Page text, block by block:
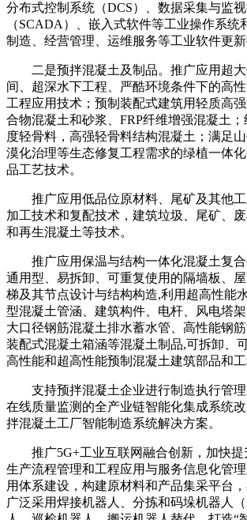
分布式控制系统（DCS）、数据采集与监
（SCADA）、嵌入式软件等工业操作系统
制造、经营管理、运维服务等工业软件更新
二是预拌混凝土及制品。推广应用超大
间、超深水下工程、严酷环境条件下的高
工程应用技术；预制装配式建筑用轻质高
合物混凝土和砂浆、FRP纤维增强混凝土
度轻骨料，高强轻骨料结构混凝土；满足
漠化治理等生态修复工程需求的绿植一体
品工艺技术。
推广应用低品位原材料、尾矿及其他工
加工技术和复配技术，建筑垃圾、尾矿、
和再生混凝土等技术。
推广应用保温与结构一体化混凝土复合
通用型、易拆卸、可重复使用的隔墙板、
梯及其节点设计与结构构造,利用超高性能
型混凝土管涵、建筑构件、电杆、风电塔
大口径钢筋混凝土排水蓄水管、高性能钢
装配式混凝土箱涵等混凝土制品,可拆卸、
高性能和超高性能预制混凝土建筑部品和工
支持预拌混凝土企业进行制造执行管理
在线质量监测的全产业链智能化集成系统
拌混凝土工厂智能制造系统解决方案。
推广5G+工业互联网融合创新，加快提
生产流程管理和工程应用与服务信息化管
用体系建设，构建原材料和产品集采平台
广泛采用焊接机器人、分拣和码垛机器人